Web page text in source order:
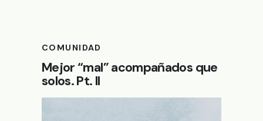
COMUNIDAD
Mejor “mal” acompañados que
solos. Pt. II